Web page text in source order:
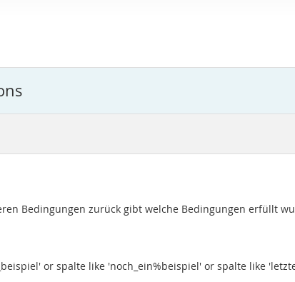
Bedingungen zurück gibt welche Bedingungen erfüllt
or spalte like 'noch_ein%beispiel' or spalte like